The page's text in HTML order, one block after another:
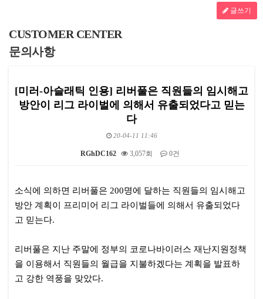
CUSTOMER CENTER
문의사항
글쓰기
[미러-아슬래틱 인용] 리버풀은 직원들의 임시해고
방안이 리그 라이벌에 의해서 유출되었다고 믿는
다
20-04-11 11:46
RGhDC162 3,057회 0건
소식에 의하면 리버풀은 200명에 달하는 직원들의 임시해고
방안 계획이 프리미어 리그 라이벌들에 의해서 유출되었다
고 믿는다.
리버풀은 지난 주말에 정부의 코로나바이러스 재난지원정책
을 이용해서 직원들의 월급을 지불하겠다는 계획을 발표하
고 강한 역풍을 맞았다.